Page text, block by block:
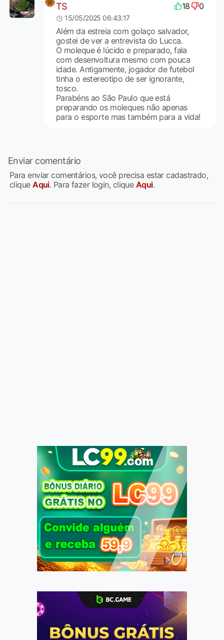
TS 18 0
15/05/2025 06:43:17
Além da estreia com golaço salvador,
gostei de ver a entrevista do Lucca.
O moleque é lúcido e preparado, fala
com desenvoltura mesmo com pouca
idade. Antigamente, jogador de futebol
tinha o estereotipo de ser ignorante,
tosco.
Parabéns ao São Paulo que está
preparando os moleques não apenas
para o esporte mas também para a vida!
Enviar comentário
Para enviar comentários, você precisa estar cadastrado,
cliqueAqui. Para fazer login, clique Aqui.